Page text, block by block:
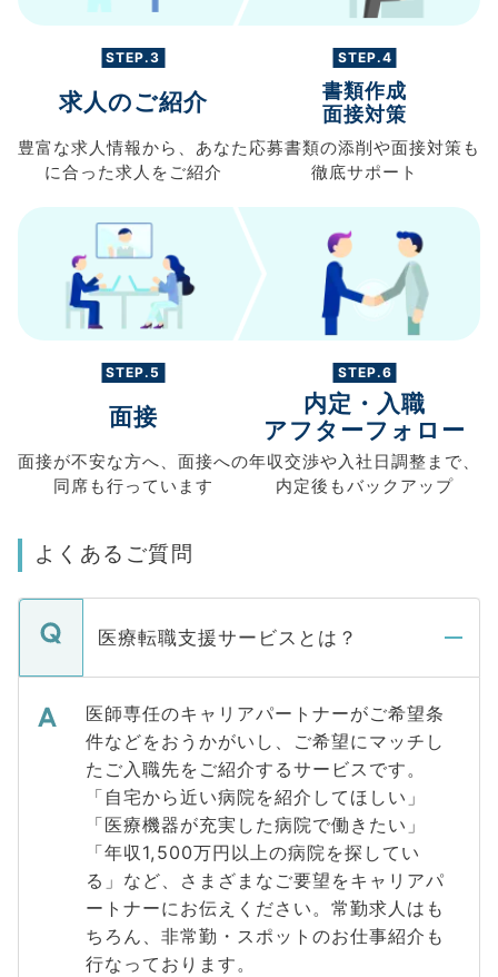
STEP.3
求人のご紹介
豊富な求人情報から、 あなた
に合った求人を ご紹介
STEP.4
書類作成
面接対策
応募書類の添削や面接対策も
徹底サポート
STEP.5
面接
面接が不安な方へ、 面接への
同席も行っています
STEP.6
内定・入職
アフターフォロー
年収交渉や入社日調整まで、
内定後もバックアップ
よくあるご質問
医療転職支援サービスとは？
医師専任のキャリアパートナーがご希望条
件などをおうかがいし、ご希望にマッチし
たご入職先をご紹介するサービスです。
「自宅から近い病院を紹介してほしい」
「医療機器が充実した病院で働きたい」
「年収1,500万円以上の病院を探してい
る」など、さまざまなご要望をキャリアパ
ートナーにお伝えください。常勤求人はも
ちろん、非常勤・スポットのお仕事紹介も
行なっております。